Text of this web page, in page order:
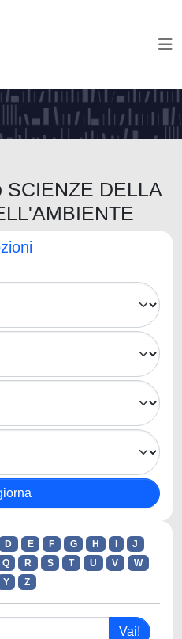
SCIENZE DELLA
D E F G H
J
Q R S T U V
W
Y Z